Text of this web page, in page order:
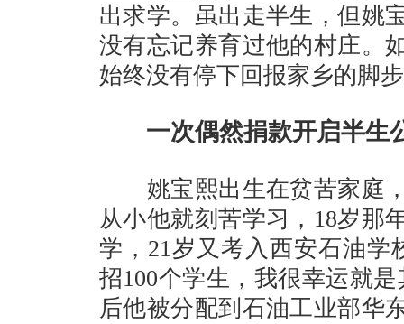
出求学。虽出走半生，但姚
没有忘记养育过他的村庄。
始终没有停下回报家乡的脚
一次偶然捐款开启半生
姚宝熙出生在贫苦家庭，
从小他就刻苦学习，18岁那
学，21岁又考入西安石油学
招100个学生，我很幸运就
后他被分配到石油工业部华